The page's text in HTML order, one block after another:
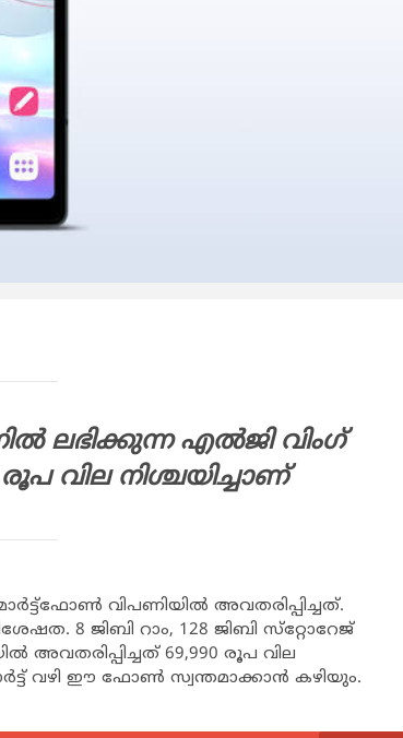
ലഭിക്കുന്ന എല്‍ജി വിംഗ്
രൂപ വില നിശ്ചയിച്ചാണ്
വിപണിയില്‍ അവതരിപ്പിച്ചത്.
8 ജിബി റാം, 128 ജിബി സ്‌റ്റോറേജ്
അവതരിപ്പിച്ചത് 69,990 രൂപ വില
വഴി ഈ ഫോണ്‍ സ്വന്തമാക്കാന്‍ കഴിയും.